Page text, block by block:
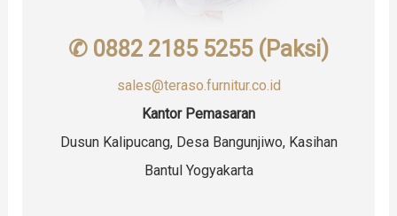
✆ 0882 2185 5255 (Paksi)
sales@teraso.furnitur.co.id
Kantor Pemasaran
Dusun Kalipucang, Desa Bangunjiwo, Kasihan
Bantul Yogyakarta